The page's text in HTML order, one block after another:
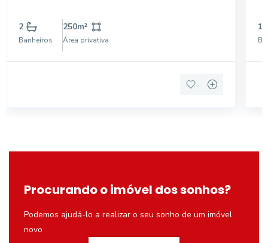
2
Banheiros
250m²
Área privativa
1
Procurando o imóvel dos sonhos?
Podemos ajudá-lo a realizar o seu sonho de um imóvel
novo